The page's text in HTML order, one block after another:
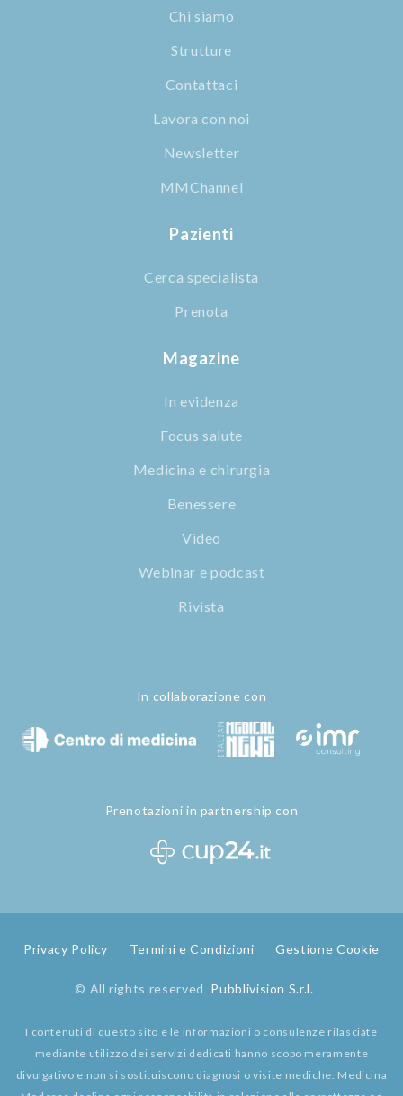
Chi siamo
Strutture
Contattaci
Lavora con noi
Newsletter
MMChannel
Pazienti
Cerca specialista
Prenota
Magazine
In evidenza
Focus salute
Medicina e chirurgia
Benessere
Video
Webinar e podcast
Rivista
In collaborazione con
Prenotazioni in partnership con
Privacy Policy Termini e Condizioni Gestione Cookie
© All rights reserved Pubblivision S.r.l.
I contenuti di questo sito e le informazioni o consulenze rilasciate
mediante utilizzo dei servizi dedicati hanno scopo meramente
divulgativo e non si sostituiscono diagnosi o visite mediche. Medicina